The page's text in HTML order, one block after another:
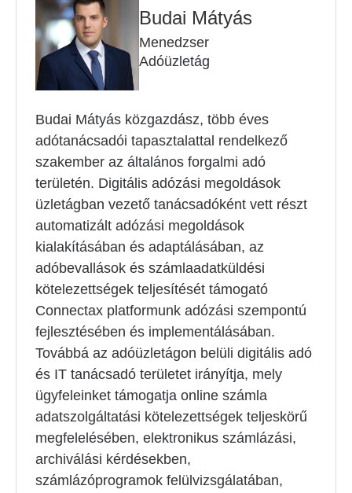
Budai Mátyás
Menedzser
Adóüzletág
Budai Mátyás közgazdász, több éves
adótanácsadói tapasztalattal rendelkező
szakember az általános forgalmi adó
területén. Digitális adózási megoldások
üzletágban vezető tanácsadóként vett részt
automatizált adózási megoldások
kialakításában és adaptálásában, az
adóbevallások és számlaadatküldési
kötelezettségek teljesítését támogató
Connectax platformunk adózási szempontú
fejlesztésében és implementálásában.
Továbbá az adóüzletágon belüli digitális adó
és IT tanácsadó területet irányítja, mely
ügyfeleinket támogatja online számla
adatszolgáltatási kötelezettségek teljeskörű
megfelelésében, elektronikus számlázási,
archiválási kérdésekben,
számlázóprogramok felülvizsgálatában,